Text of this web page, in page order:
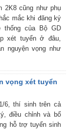
2K8 cũng như phụ
mắc khi đăng ký
thống của Bộ GD
xét tuyển ở đâu,
nguyện vọng như
vọng xét tuyển
6, thí sinh trên cả
điều chỉnh và bổ
hỗ trợ tuyển sinh